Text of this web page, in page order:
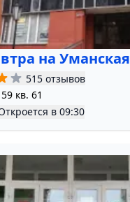
на Уманская
515 отзывов
кв. 61
в 09:30